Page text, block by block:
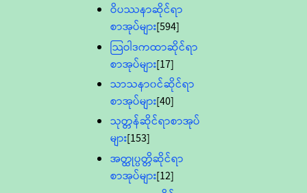
ဝိပဿနာဆိုင်ရာ
စာအုပ်များ[594]
သြဝါဒကထာဆိုင်ရာ
စာအုပ်များ[17]
သာသနာ၀င်ဆိုင်ရာ
စာအုပ်များ[40]
သုတ္တန်ဆိုင်ရာစာအုပ်
များ[153]
အတ္ထုပ္ပတ္တိဆိုင်ရာ
စာအုပ်များ[12]